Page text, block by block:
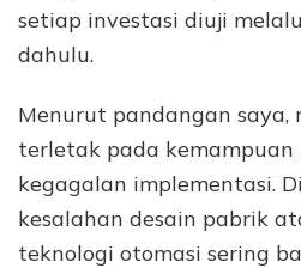
setiap investasi diuji
dahulu.
Menurut pandangan saya,
terletak pada kemampuan
kegagalan implementasi.
kesalahan desain pabrik
teknologi otomasi sering